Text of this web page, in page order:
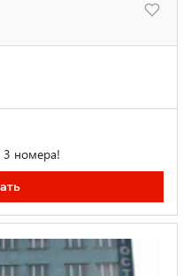
3 номера!